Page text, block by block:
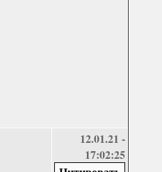
12.01.21 -
17:02:25